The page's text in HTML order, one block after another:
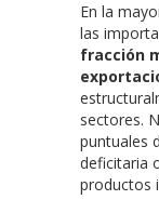
En la
las
fracción
sectores.
puntuales
deficitaria
productos